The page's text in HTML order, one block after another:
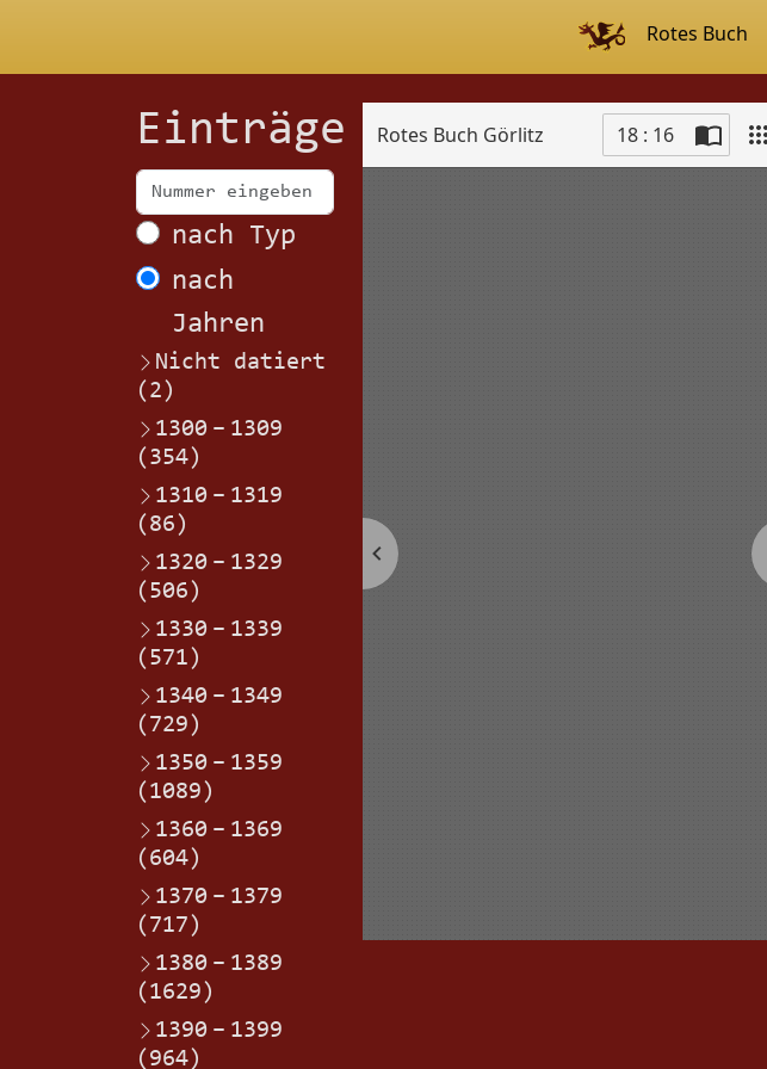
Rotes Buch
Einträge
nach Typ
nach
Jahren
Nicht datiert
(2)
1300 – 1309
(354)
1310 – 1319
(86)
1320 – 1329
(506)
1330 – 1339
(571)
1340 – 1349
(729)
1350 – 1359
(1089)
1360 – 1369
(604)
1370 – 1379
(717)
1380 – 1389
(1629)
1390 – 1399
(964)
Rotes Buch Görlitz 18 : 16